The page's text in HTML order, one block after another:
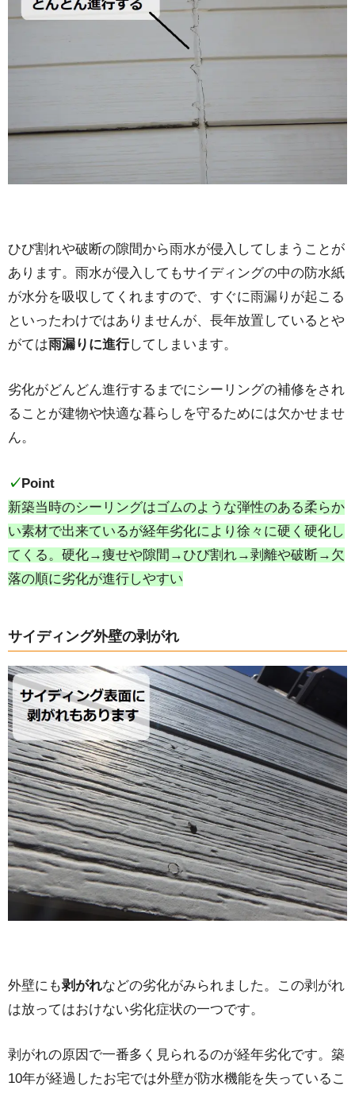
ひび割れや破断の隙間から雨水が侵入してしまうことが
あります。雨水が侵入してもサイディングの中の防水紙
が水分を吸収してくれますので、すぐに雨漏りが起こる
といったわけではありませんが、長年放置しているとや
がては雨漏りに進行してしまいます。
劣化がどんどん進行するまでにシーリングの補修をされ
ることが建物や快適な暮らしを守るためには欠かせませ
ん。
✓Point
新築当時のシーリングはゴムのような弾性のある柔らか
い素材で出来ているが経年劣化により徐々に硬く硬化し
てくる。硬化→痩せや隙間→ひび割れ→剥離や破断→欠
落の順に劣化が進行しやすい
サイディング外壁の剥がれ
外壁にも剥がれなどの劣化がみられました。この剥がれ
は放ってはおけない劣化症状の一つです。
剥がれの原因で一番多く見られるのが経年劣化です。築
10年が経過したお宅では外壁が防水機能を失っているこ